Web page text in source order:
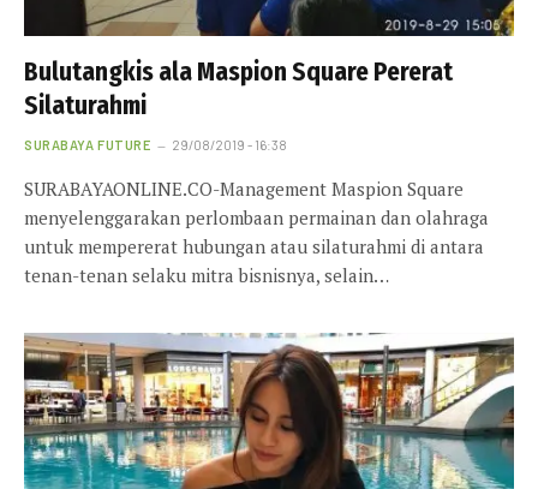
Bulutangkis ala Maspion Square Pererat
Silaturahmi
SURABAYA FUTURE 29/08/2019 - 16:38
SURABAYAONLINE.CO-Management Maspion Square
menyelenggarakan perlombaan permainan dan olahraga
untuk mempererat hubungan atau silaturahmi di antara
tenan-tenan selaku mitra bisnisnya, selain…